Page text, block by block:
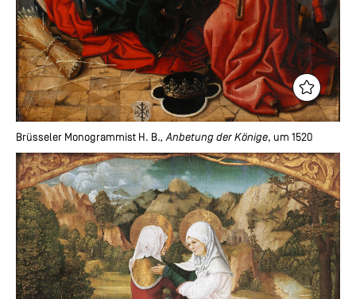
Brüsseler Monogrammist H. B., Anbetung der Könige, um 1520